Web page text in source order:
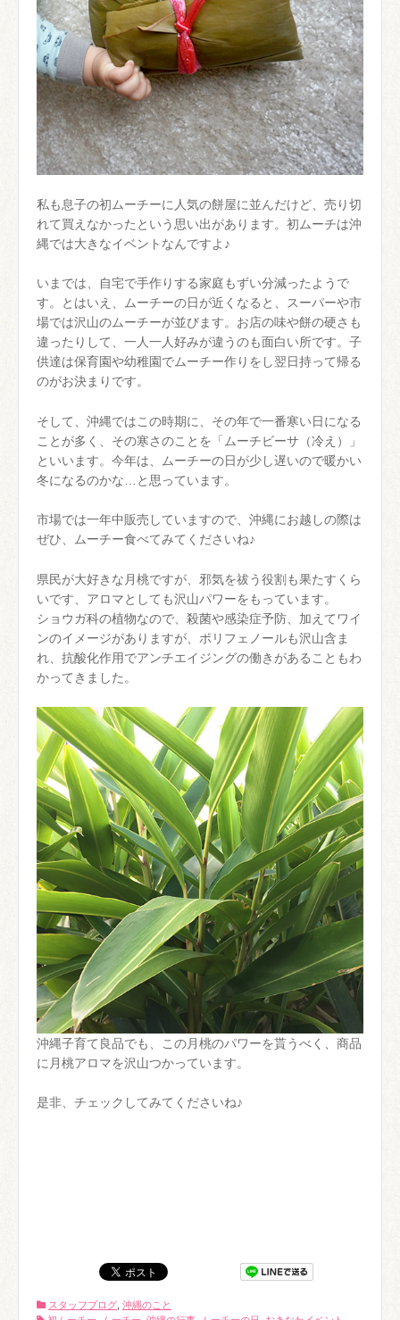
私も息子の初ムーチーに人気の餅屋に並んだけど、売り切
れて買えなかったという思い出があります。初ムーチは沖
縄では大きなイベントなんですよ♪
いまでは、自宅で手作りする家庭もずい分減ったようで
す。とはいえ、ムーチーの日が近くなると、スーパーや市
場では沢山のムーチーが並びます。お店の味や餅の硬さも
違ったりして、一人一人好みが違うのも面白い所です。子
供達は保育園や幼稚園でムーチー作りをし翌日持って帰る
のがお決まりです。
そして、沖縄ではこの時期に、その年で一番寒い日になる
ことが多く、その寒さのことを「ムーチビーサ（冷え）」
といいます。今年は、ムーチーの日が少し遅いので暖かい
冬になるのかな…と思っています。
市場では一年中販売していますので、沖縄にお越しの際は
ぜひ、ムーチー食べてみてくださいね♪
県民が大好きな月桃ですが、邪気を祓う役割も果たすくら
いです、アロマとしても沢山パワーをもっています。
ショウガ科の植物なので、殺菌や感染症予防、加えてワイ
ンのイメージがありますが、ポリフェノールも沢山含ま
れ、抗酸化作用でアンチエイジングの働きがあることもわ
かってきました。
沖縄子育て良品でも、この月桃のパワーを貰うべく、商品
に月桃アロマを沢山つかっています。
是非、チェックしてみてくださいね♪
スタッフブログ 沖縄のこと